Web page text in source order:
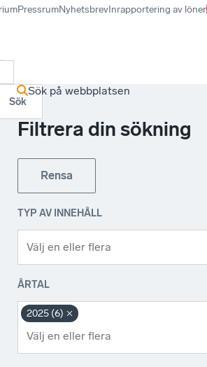
PressrumNyhetsbrevInrapportering av löner
Sök på webbplatsen
Filtrera din sökning
Rensa
TYP AV INNEHÅLL
ÅRTAL
2025 (6)
Sök